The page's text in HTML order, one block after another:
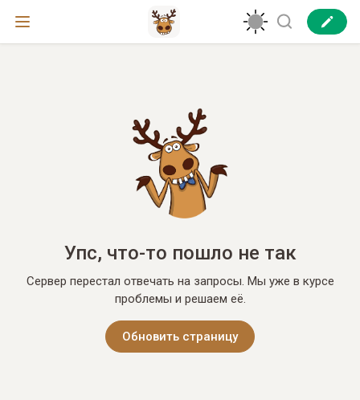
Упс, что-то пошло не так
Сервер перестал отвечать на запросы. Мы уже в курсе
проблемы и решаем её.
Обновить страницу